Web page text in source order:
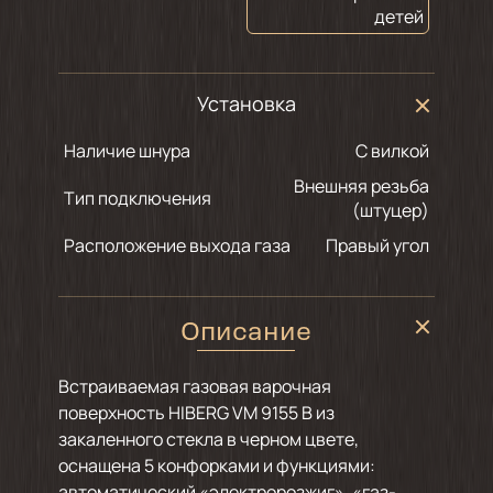
детей
Установка
Наличие шнура
С вилкой
Тип подключения
Внешняя резьба
(штуцер)
Расположение выхода газа
Правый угол
Описание
Встраиваемая газовая варочная
поверхность HIBERG VM 9155 B из
закаленного стекла в черном цвете,
оснащена 5 конфорками и функциями: